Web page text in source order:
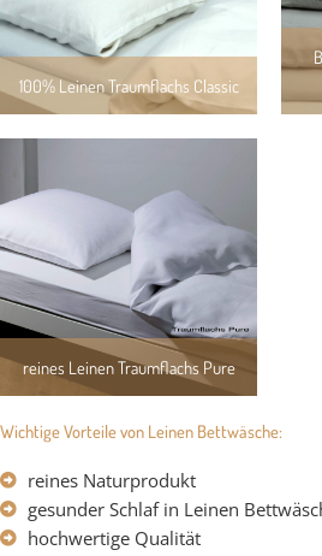
100% Leinen Traumflachs Classic
reines Leinen Traumflachs Pure
Wichtige Vorteile von Leinen Bettwäsche:
reines Naturprodukt
gesunder Schlaf in Leinen
hochwertige Qualität